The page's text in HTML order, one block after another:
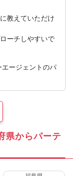
教えていただけ
ーチしやすいで
ージェントのパ
県からパーテ